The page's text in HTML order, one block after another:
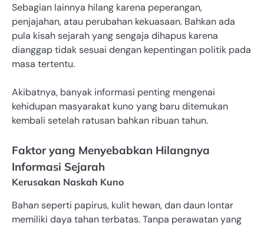
Sebagian lainnya hilang karena peperangan,
penjajahan, atau perubahan kekuasaan. Bahkan ada
pula kisah sejarah yang sengaja dihapus karena
dianggap tidak sesuai dengan kepentingan politik pada
masa tertentu.
Akibatnya, banyak informasi penting mengenai
kehidupan masyarakat kuno yang baru ditemukan
kembali setelah ratusan bahkan ribuan tahun.
Faktor yang Menyebabkan Hilangnya
Informasi Sejarah
Kerusakan Naskah Kuno
Bahan seperti papirus, kulit hewan, dan daun lontar
memiliki daya tahan terbatas. Tanpa perawatan yang